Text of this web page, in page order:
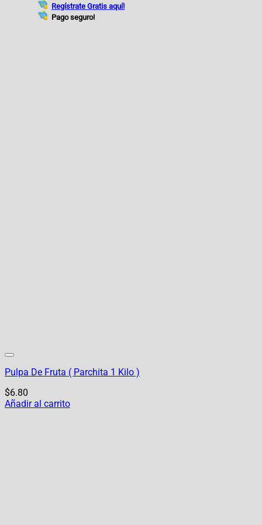
Regístrate Gratis aquí!
Pago seguro!
Pulpa De Fruta ( Parchita 1 Kilo )
$6.80
Añadir al carrito